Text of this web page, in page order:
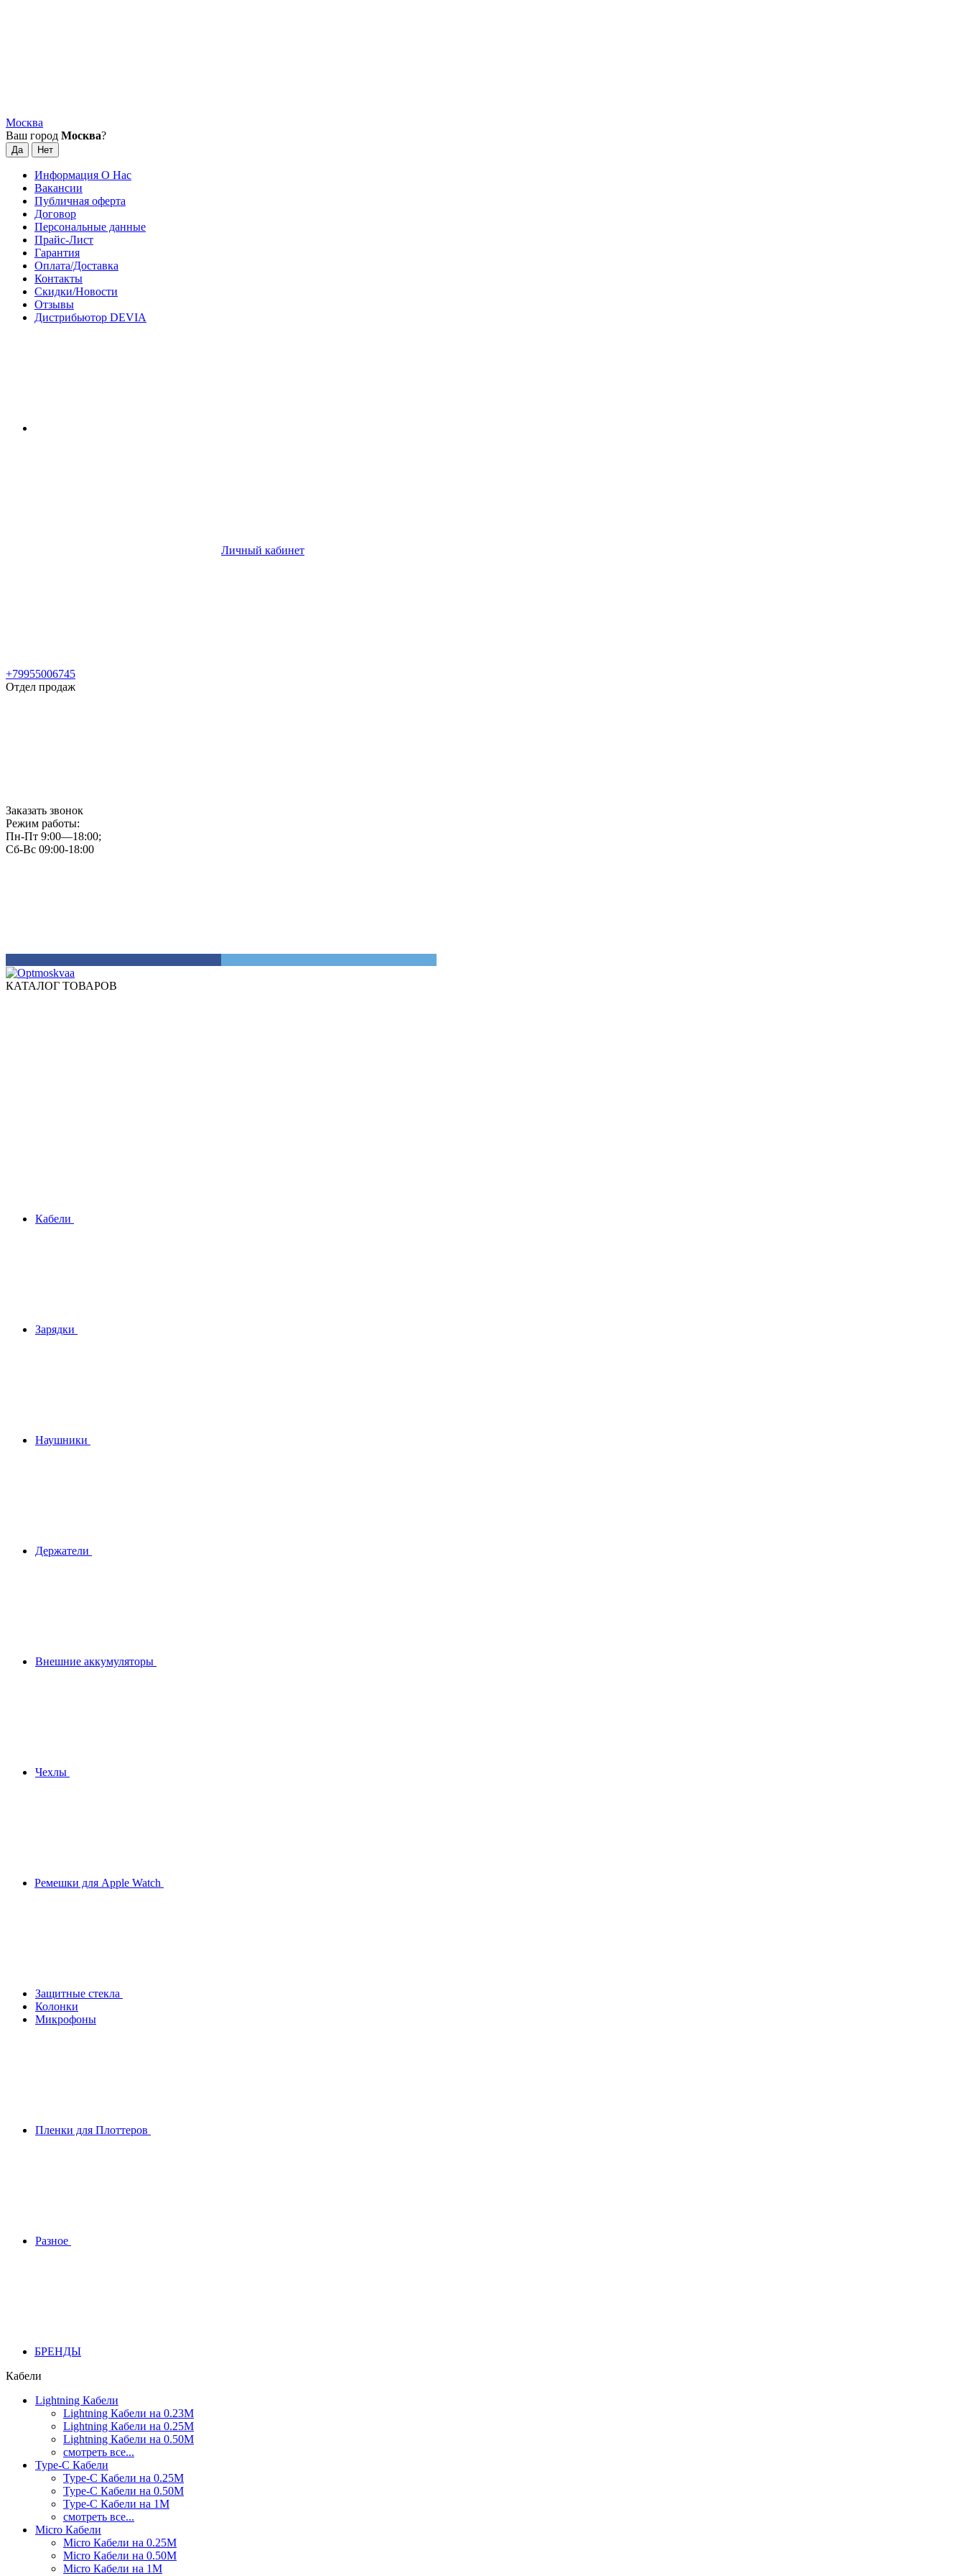
Москва
Ваш город Москва?
Информация О Нас
Вакансии
Публичная оферта
Договор
Персональные данные
Прайс-Лист
Гарантия
Оплата/Доставка
Контакты
Скидки/Новости
Отзывы
Дистрибьютор DEVIA
Личный кабинет
+79955006745
Отдел продаж
Заказать звонок
Режим работы:
Пн-Пт 9:00—18:00;
Сб-Вс 09:00-18:00
КАТАЛОГ ТОВАРОВ
Кабели
Зарядки
Наушники
Держатели
Внешние аккумуляторы
Чехлы
Ремешки для Apple Watch
Защитные стекла
Колонки
Микрофоны
Пленки для Плоттеров
Разное
БРЕНДЫ
Кабели
Lightning Кабели
Lightning Кабели на 0.23М
Lightning Кабели на 0.25М
Lightning Кабели на 0.50М
смотреть все...
Type-C Кабели
Type-C Кабели на 0.25М
Type-C Кабели на 0.50М
Type-C Кабели на 1М
смотреть все...
Micro Кабели
Micro Кабели на 0.25М
Micro Кабели на 0.50М
Micro Кабели на 1М